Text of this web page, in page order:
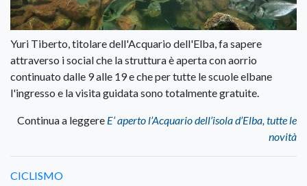
Yuri Tiberto, titolare dell'Acquario dell'Elba, fa sapere
attraverso i social che la struttura è aperta con aorrio
continuato dalle 9 alle 19 e che per tutte le scuole elbane
l'ingresso e la visita guidata sono totalmente gratuite.
Continua a leggere E’ aperto l’Acquario dell’isola d’Elba, tutte le
novità
CICLISMO